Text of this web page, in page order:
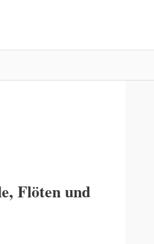
Flöten und